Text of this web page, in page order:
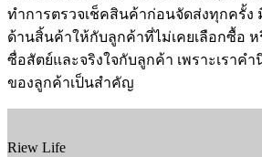
ทำการตรวจเช็คสินค้าก่อนจัดส่งทุกครั้ง
ด้านสิ้นค้าให้กับลูกค้าที่ไม่เคยเลือกซื้อ
ซื่อสัตย์และจริงใจกับลูกค้า เพราะเราค
ของลูกค้าเป็นสำคัญ
Riew Life